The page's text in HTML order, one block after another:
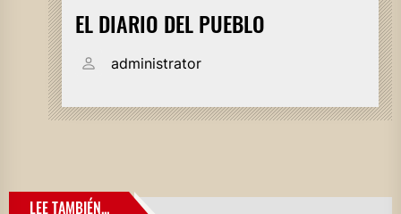
EL DIARIO DEL PUEBLO
administrator
LEE TAMBIÉN...